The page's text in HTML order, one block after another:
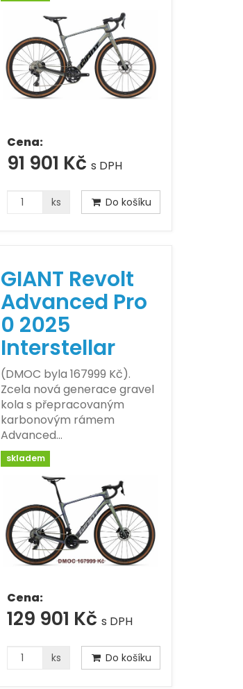
Cena:
91 901 Kčs DPH
ks Do košíku
GIANT Revolt
Advanced Pro
0 2025
Interstellar
(DMOC byla 167999 Kč).
Zcela nová generace gravel
kola s přepracovaným
karbonovým rámem
Advanced…
skladem
Cena:
129 901 Kčs DPH
ks Do košíku